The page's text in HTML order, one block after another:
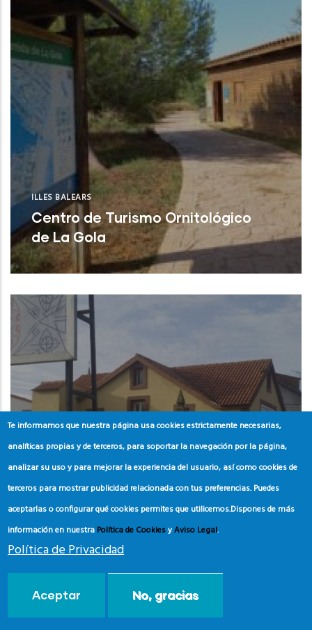
ILLES BALEARS
Centro de Turismo Ornitológico
de La Gola
Pollença (Illes Balears)
GALICIA
Centro de Interpretación
Ambiental Foz do Miñor
Te informamos que nuestra página usa cookies estrictamente necesarias,
analíticas propias y de terceros, para soportar la navegación por la página,
analizar su uso y para mejorar la experiencia del usuario, así como cookies de
terceros para mostrar publicidad relacionada con tus preferencias. Puedes
aceptarlas o configurar qué cookies permites que utilicemos.Dispones de más
información en nuestra Política de CookiesyAviso Legal.
Política de Privacidad
Aceptar No, gracias